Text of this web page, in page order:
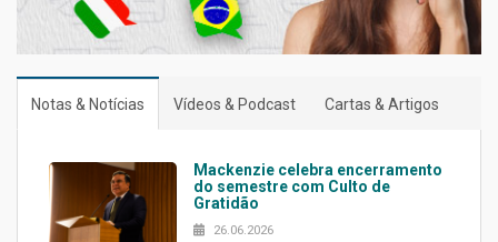
Notas & Notícias Vídeos & Podcast Cartas & Artigos
Mackenzie celebra encerramento
do semestre com Culto de
Gratidão
26.06.2026